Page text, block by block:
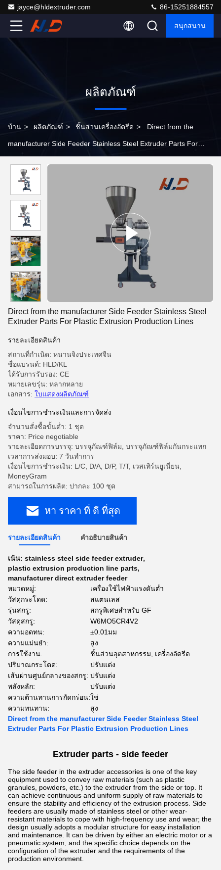
jayce@hldextruder.com 86-15251884557
สนุกสนาน
ผลิตภัณฑ์
บ้าน > ผลิตภัณฑ์ > ชิ้นส่วนเครื่องอัดรีด > Direct from the
manufacturer Side Feeder Stainless Steel Extruder Parts For
Direct from the manufacturer Side Feeder Stainless Steel
Extruder Parts For Plastic Extrusion Production Lines
รายละเอียดสินค้า
สถานที่กำเนิด: หนานจิงประเทศจีน
ชื่อแบรนด์: HLD/KL
ได้รับการรับรอง: CE
หมายเลขรุ่น: หลากหลาย
เอกสาร: ใบแสดงผลิตภัณฑ์
เงื่อนไขการชําระเงินและการจัดส่ง
จำนวนสั่งซื้อขั้นต่ำ: 1 ชุด
ราคา: Price negotiable
รายละเอียดการบรรจุ: บรรจุภัณฑ์ฟิล์ม, บรรจุภัณฑ์ฟิล์มกันกระแทก
เวลาการส่งมอบ: 7 วันทำการ
เงื่อนไขการชำระเงิน: L/C, D/A, D/P, T/T, เวสเทิร์นยูเนี่ยน,
MoneyGram
สามารถในการผลิต: ปากละ 100 ชุด
หา ราคา ที่ ดี ที่สุด
รายละเอียดสินค้า คําอธิบายสินค้า
เน้น: stainless steel side feeder extruder,
plastic extrusion production line parts,
manufacturer direct extruder feeder
หมวดหมู่:
เครื่องใช้ไฟฟ้าแรงดันต่ำ
วัสดุกระโดด:
สแตนเลส
รุ่นสกรู:
สกรูพิเศษสำหรับ GF
วัสดุสกรู:
W6MO5CR4V2
ความอดทน:
±0.01มม
ความแม่นยำ:
สูง
การใช้งาน:
ชิ้นส่วนอุตสาหกรรม, เครื่องอัดรีด
ปริมาณกระโดด:
ปรับแต่ง
เส้นผ่านศูนย์กลางของสกรู: ปรับแต่ง
พลังหลัก:
ปรับแต่ง
ความต้านทานการกัดกร่อน:ใช่
ความทนทาน:
สูง
Direct from the manufacturer Side Feeder Stainless Steel
Extruder Parts For Plastic Extrusion Production Lines
Extruder parts - side feeder
The side feeder in the extruder accessories is one of the key
equipment used to convey raw materials (such as plastic
granules, powders, etc.) to the extruder from the side or top. It
can achieve continuous and uniform supply of raw materials to
ensure the stability and efficiency of the extrusion process. Side
feeders are usually made of stainless steel or other wear-
resistant materials to cope with high-frequency use and wear; the
design usually adopts a modular structure for easy installation
and maintenance. It can be driven by either an electric motor or a
pneumatic system, and the specific choice depends on the
configuration of the extruder and the requirements of the
production environment.